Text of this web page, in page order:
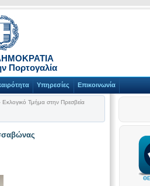
Πορτογαλία
Υπηρεσίες Επικοινωνία
Εκλογικό Τμήμα στην Πρεσβεία